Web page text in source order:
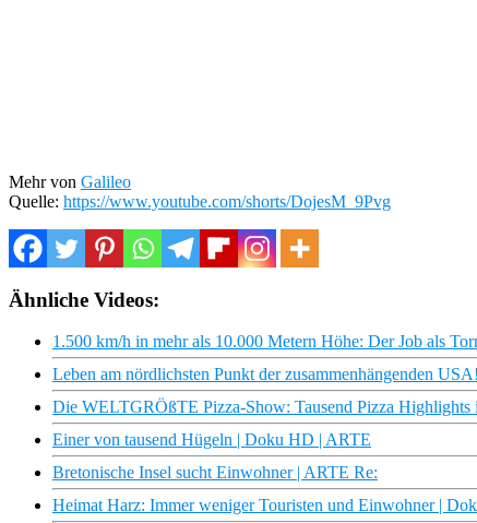
Mehr von Galileo
Quelle: https://www.youtube.com/shorts/DojesM_9Pvg
Ähnliche Videos:
1.500 km/h in mehr als 10.000 Metern Höhe: Der Job als
Leben am nördlichsten Punkt der zusammenhängenden
Die WELTGRÖßTE Pizza-Show: Tausend Pizza
Einer von tausend Hügeln | Doku HD | ARTE
Bretonische Insel sucht Einwohner | ARTE Re:
Heimat Harz: Immer weniger Touristen und Einwohner |